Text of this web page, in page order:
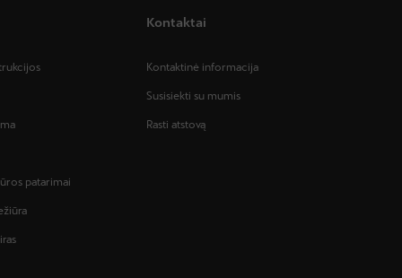
patarimai
Kontaktai
Kontaktinė informacija
Susisiekti su mumis
Rasti atstovą